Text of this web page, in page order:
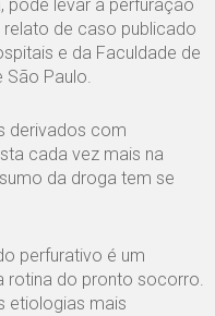
pode levar à perfuração
de caso publicado
e da Faculdade de
São Paulo.
derivados com
cada vez mais na
da droga tem se
perfurativo é um
rotina do pronto socorro.
etiologias mais